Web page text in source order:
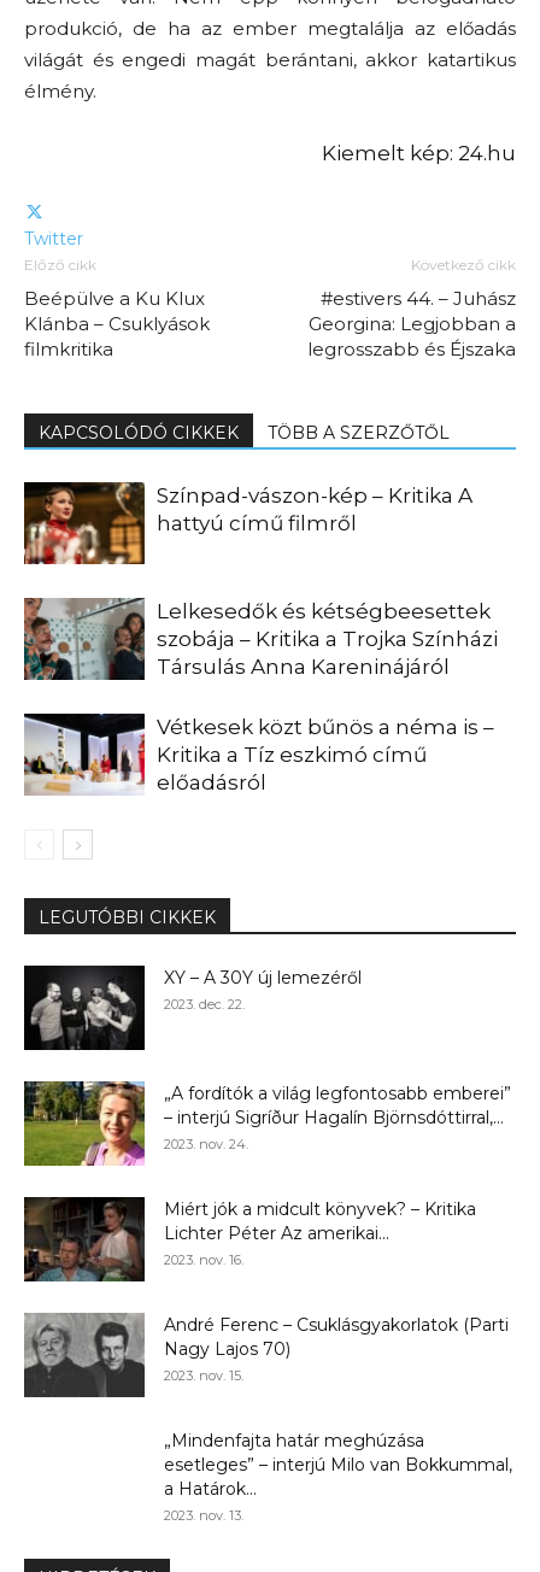
produkció, de ha az ember megtalálja az előadás
világát és engedi magát berántani, akkor katartikus
élmény.
Kiemelt kép: 24.hu
Twitter
Előző cikk
Beépülve a Ku Klux
Klánba – Csuklyások
filmkritika
Következő cikk
#estivers 44. – Juhász
Georgina: Legjobban a
legrosszabb és Éjszaka
KAPCSOLÓDÓ CIKKEK TÖBB A SZERZŐTŐL
Színpad-vászon-kép – Kritika A
hattyú című filmről
Lelkesedők és kétségbeesettek
szobája – Kritika a Trojka Színházi
Társulás Anna Kareninájáról
Vétkesek közt bűnös a néma is –
Kritika a Tíz eszkimó című
előadásról
LEGUTÓBBI CIKKEK
XY – A 30Y új lemezéről
2023. dec. 22.
„A fordítók a világ legfontosabb emberei”
– interjú Sigríður Hagalín Björnsdóttirral,...
2023. nov. 24.
Miért jók a midcult könyvek? – Kritika
Lichter Péter Az amerikai...
2023. nov. 16.
André Ferenc – Csuklásgyakorlatok (Parti
Nagy Lajos 70)
2023. nov. 15.
„Mindenfajta határ meghúzása
esetleges” – interjú Milo van Bokkummal,
a Határok...
2023. nov. 13.